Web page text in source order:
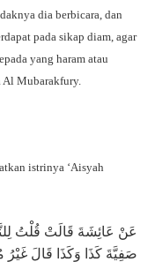
dia berbicara, dan
pada sikap diam, agar
yang haram atau
Al Mubarakfury.
istrinya ‘Aisyah
عَنْ عَائِشَةَ قَالَتْ قُلْتُ
صَفِيَّةَ كَذَا وَكَذَا قَالَ